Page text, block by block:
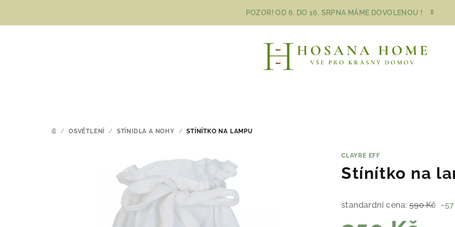
POZOR! OD 6. DO 16. SRPNA MÁME DOVOLENOU !
DOMŮ
/ OSVĚTLENÍ / STÍNIDLA A NOHY / STÍNÍTKO NA LAMPU
CLAYRE EFF
Stínítko na
standardní cena: 590 Kč –57